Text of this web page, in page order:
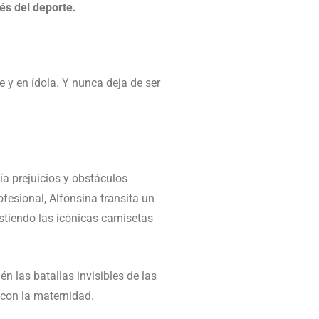
del deporte.
y en ídola. Y nunca deja de ser
prejuicios y obstáculos
Alfonsina transita un
las icónicas camisetas
las batallas invisibles de las
la maternidad.